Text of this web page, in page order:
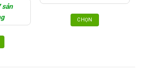
sản
CHỌN
nhiều